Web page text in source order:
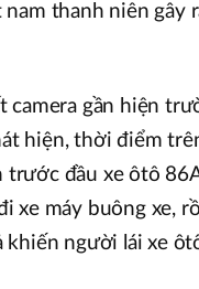
thanh niên gây
camera gần hiện
hiện, thời điểm
trước đầu xe ôtô
xe máy buông xe,
người lái xe